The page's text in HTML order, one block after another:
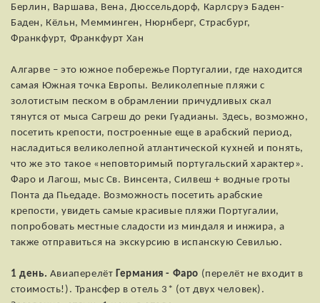
Берлин, Варшава, Вена, Дюссельдорф, Карлсруэ Баден-
Баден, Кёльн, Мемминген, Нюрнберг, Страсбург,
Франкфурт, Франкфурт Хан
Алгарве – это южное побережье Португалии, где находится
самая Южная точка Европы. Великолепные пляжи с
золотистым песком в обрамлении причудливых скал
тянутся от мыса Сагреш до реки Гуадианы. Здесь, возможно,
посетить крепости, построенные еще в арабский период,
насладиться великолепной атлантической кухней и понять,
что же это такое «неповторимый португальский характер».
Фаро и Лагош, мыс Св. Винсента, Силвеш + водные гроты
Понта да Пьедаде. Возможность посетить арабские
крепости, увидеть самые красивые пляжи Португалии,
попробовать местные сладости из миндаля и инжира, а
также отправиться на экскурсию в испанскую Севилью.
1 день. Авиаперелёт Германия - Фаро (перелёт не входит в
стоимость!). Трансфер в отель 3* (от двух человек).